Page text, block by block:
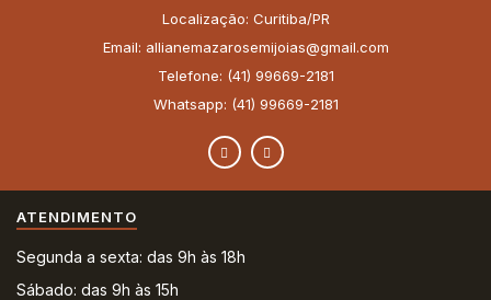
Localização: Curitiba/PR
Email: allianemazarosemijoias@gmail.com
Telefone: (41) 99669-2181
Whatsapp: (41) 99669-2181
ATENDIMENTO
Segunda a sexta: das 9h às 18h
Sábado: das 9h às 15h